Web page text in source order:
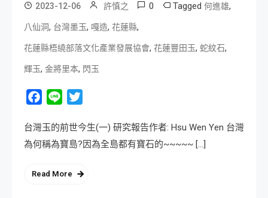
2023-12-06 許慎之 0 Tagged 何進雄,
八仙洞, 台灣墨玉, 嘎造, 花蓮縣,
花蓮縣梧繞部落文化產業發展協會, 花蓮豐田玉, 蛇紋石,
輝玉, 金將里本, 閃玉
Facebook
Line
台灣玉的前世今生(一) 研究報告作者: Hsu Wen Yen 台灣
為何稱為寶島?因為全島都有寶石的~~~~~ […]
Read More